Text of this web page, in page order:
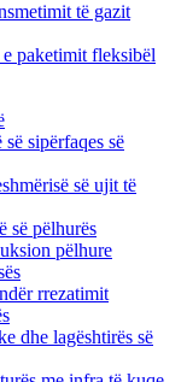
të gazit
paketimit fleksibël
sipërfaqes së
së ujit të
së pëlhurës
pëlhure
rrezatimit
dhe lagështirës së